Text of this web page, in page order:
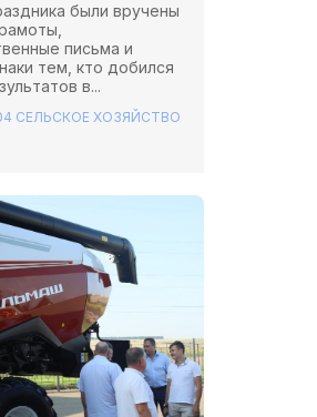
были вручены
письма и
тем, кто добился
в...
СЕЛЬСКОЕ ХОЗЯЙСТВО